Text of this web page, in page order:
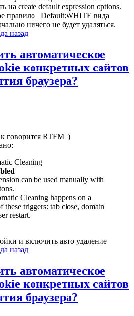
на create default expression options.
правило _Default:WHITE вида
ничего не будет удаляться.
назад
автоматическое
конкретных сайтов
браузера?
говорится RTFM :)
Cleaning
can be used manually with
Cleaning happens on a
these triggers: tab close, domain
restart.
и включить авто удаление
назад
автоматическое
конкретных сайтов
браузера?